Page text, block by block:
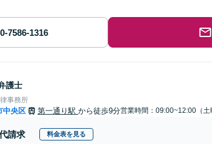
護士
事務所
中央区 第一通り駅 から徒歩9分営業時間：09:00~12:00（土
請求 料金表を見る